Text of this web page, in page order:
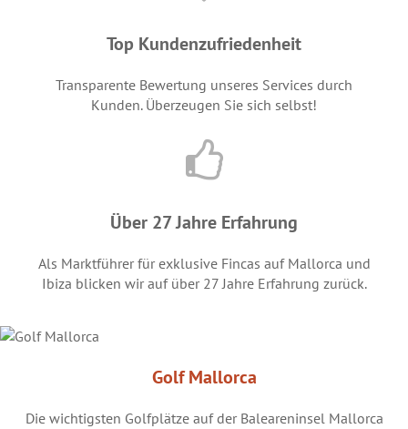
Top Kundenzufriedenheit
Transparente Bewertung unseres Services durch
Kunden. Überzeugen Sie sich selbst!
Über 27 Jahre Erfahrung
Als Marktführer für exklusive Fincas auf Mallorca und
Ibiza blicken wir auf über 27 Jahre Erfahrung zurück.
Golf Mallorca
Die wichtigsten Golfplätze auf der Baleareninsel Mallorca